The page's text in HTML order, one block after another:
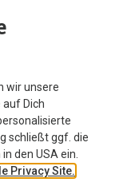
Brust‑
gleichmäßiger
kurze
wir unsere
Dich
schließt ggf. die
den USA ein.
Privacy Site.